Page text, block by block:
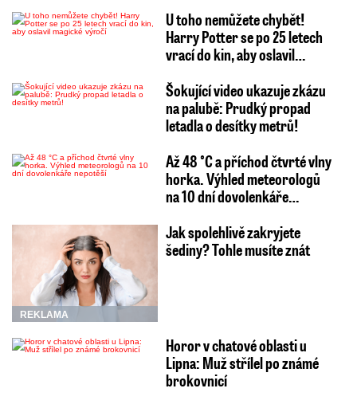
U toho nemůžete chybět!
Harry Potter se po 25 letech
vrací do kin, aby oslavil…
Šokující video ukazuje zkázu
na palubě: Prudký propad
letadla o desítky metrů!
Až 48 °C a příchod čtvrté vlny
horka. Výhled meteorologů
na 10 dní dovolenkáře…
REKLAMA
Jak spolehlivě zakryjete
šediny? Tohle musíte znát
Horor v chatové oblasti u
Lipna: Muž střílel po známé
brokovnicí